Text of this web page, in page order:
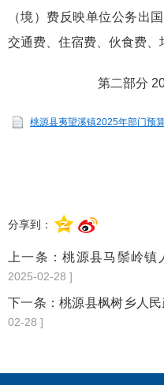
（境）费反映单位公务出
交通费、住宿费、伙食费、
第二部分
桃源县夷望溪镇2025年部门预
分享到：
上一条：桃源县马鬃岭镇
2025-02-28 ]
下一条：桃源县枫树乡人
02-28 ]